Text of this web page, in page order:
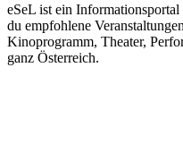
eSeL ist ein
du empfohlene
Kinoprogramm, Theater,
ganz Österreich.